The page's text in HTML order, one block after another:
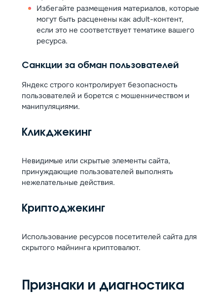
Избегайте размещения материалов, которые
могут быть расценены как adult-контент,
если это не соответствует тематике вашего
ресурса.
Санкции за обман пользователей
Яндекс строго контролирует безопасность
пользователей и борется с мошенничеством и
манипуляциями.
Кликджекинг
Невидимые или скрытые элементы сайта,
принуждающие пользователей выполнять
нежелательные действия.
Криптоджекинг
Использование ресурсов посетителей сайта для
скрытого майнинга криптовалют.
Признаки и диагностика